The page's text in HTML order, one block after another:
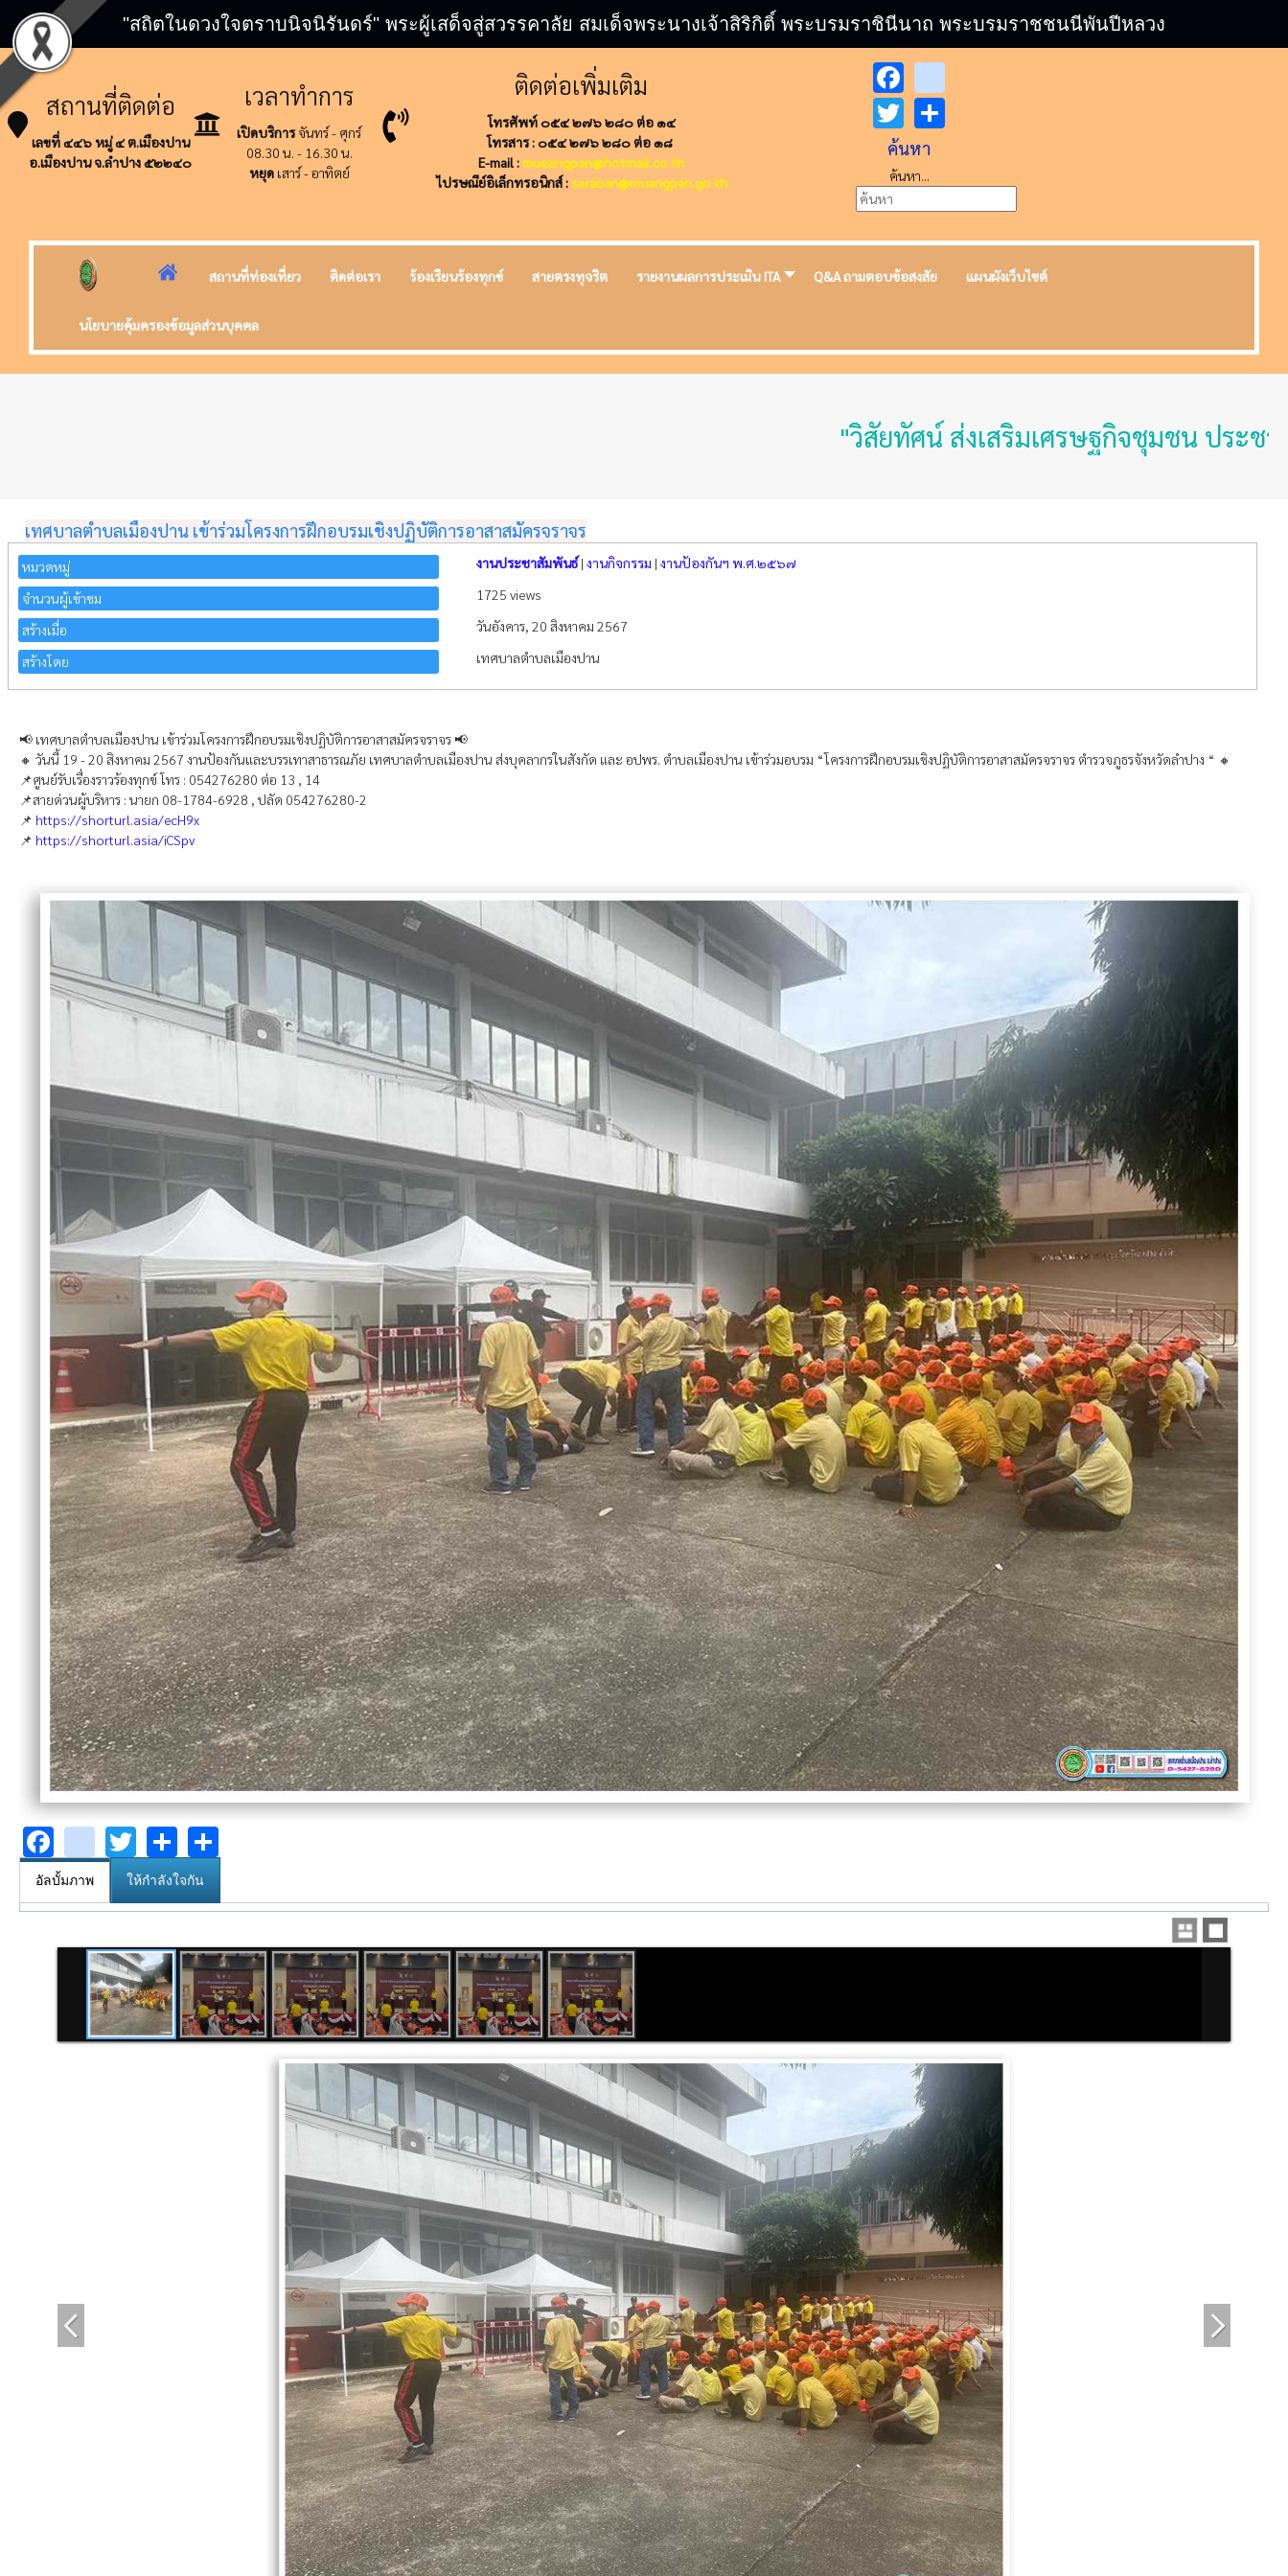
"สถิตในดวงใจตราบนิจนิรันดร์" พระผู้เสด็จสู่สวรรคาลัย สมเด็จพระนางเจ้าสิริกิติ์ พระบรมราชินีนาถ พระบรมราชชนนีพันปีหลวง
สถานที่ติดต่อ
เลขที่ ๔๔๖ หมู่ ๔ ต.เมืองปาน
อ.เมืองปาน จ.ลำปาง ๕๒๒๔๐
เวลาทำการ
เปิดบริการจันทร์ - ศุกร์
08.30 น. - 16.30 น.
หยุดเสาร์ - อาทิตย์
ติดต่อเพิ่มเติม
โทรศัพท์ ๐๕๔ ๒๗๖ ๒๘๐ ต่อ ๑๔
โทรสาร : ๐๕๔ ๒๗๖ ๒๘๐ ต่อ ๑๘
E-mail :mueangpan@hotmail.co.th
ไปรษณีย์อิเล็กทรอนิกส์ : saraban@muangpan.go.th
Facebook
Twitter
ค้นหา
ค้นหา...
สถานที่ท่องเที่ยว ติดต่อเรา ร้องเรียนร้องทุกข์ สายตรงทุจริต รายงานผลการประเมิน ITA Q&A ถามตอบข้อสงสัย แผนผังเว็บไซต์
นโยบายคุ้มครองข้อมูลส่วนบุคคล
"วิสัยทัศน์ ส่งเสริมเศรษฐกิจชุมชน ประชาชนมั่นคง
เทศบาลตำบลเมืองปาน เข้าร่วมโครงการฝึกอบรมเชิงปฏิบัติการอาสาสมัครจราจร
หมวดหมู่ งานประชาสัมพันธ์|งานกิจกรรม |งานป้องกันฯ พ.ศ.๒๕๖๗
จำนวนผู้เข้าชม 1725 views
สร้างเมื่อ วันอังคาร, 20 สิงหาคม 2567
สร้างโดย เทศบาลตำบลเมืองปาน
📢 เทศบาลตำบลเมืองปาน เข้าร่วมโครงการฝึกอบรมเชิงปฏิบัติการอาสาสมัครจราจร 📢
🔸 วันนี้ 19 - 20 สิงหาคม 2567 งานป้องกันและบรรเทาสาธารณภัย เทศบาลตำบลเมืองปาน ส่งบุคลากรในสังกัด และ อปพร. ตำบลเมืองปาน เข้าร่วมอบรม “โครงการฝึกอบรมเชิงปฏิบัติการอาสาสมัครจราจร ตำรวจภูธรจังหวัดลำปาง “ 🔸
📌ศูนย์รับเรื่องราวร้องทุกข์ โทร : 054276280 ต่อ 13 , 14
📌สายด่วนผู้บริหาร : นายก 08-1784-6928 , ปลัด 054276280-2
📌 https://shorturl.asia/ecH9x
📌 https://shorturl.asia/iCSpv
Facebook
youtube
Twitter
Share
อัลบั้มภาพ ให้กำลังใจกัน